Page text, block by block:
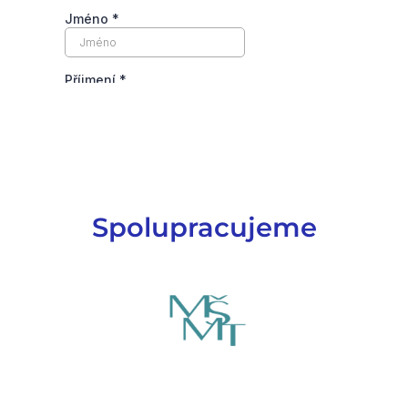
Spolupracujeme